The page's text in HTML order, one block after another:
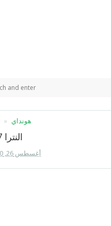
هونداي
النترا 2017
أغسطس 26, 2020